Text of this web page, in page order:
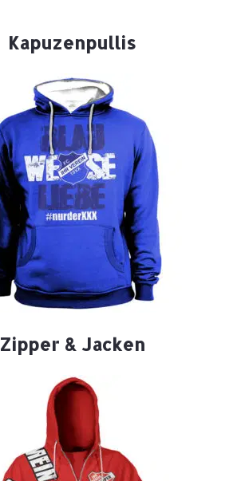
Kapuzenpullis
Zipper & Jacken